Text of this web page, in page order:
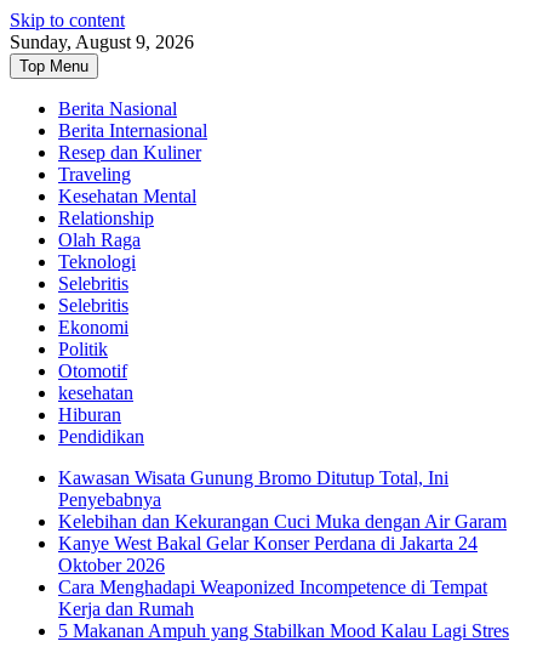
Skip to content
Sunday, August 9, 2026
Top Menu
Berita Nasional
Berita Internasional
Resep dan Kuliner
Traveling
Kesehatan Mental
Relationship
Olah Raga
Teknologi
Selebritis
Selebritis
Ekonomi
Politik
Otomotif
kesehatan
Hiburan
Pendidikan
Kawasan Wisata Gunung Bromo Ditutup Total, Ini
Penyebabnya
Kelebihan dan Kekurangan Cuci Muka dengan Air Garam
Kanye West Bakal Gelar Konser Perdana di Jakarta 24
Oktober 2026
Cara Menghadapi Weaponized Incompetence di Tempat
Kerja dan Rumah
5 Makanan Ampuh yang Stabilkan Mood Kalau Lagi Stres